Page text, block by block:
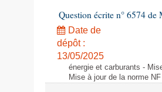
Question écrite n° 6574 de
Date de
dépôt :
13/05/2025
énergie et carburants -
Mise à jour de la norme